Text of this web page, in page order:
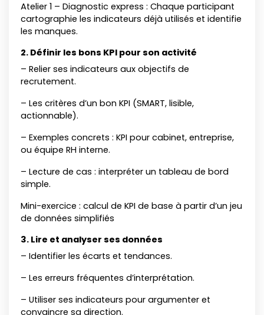
Atelier 1 – Diagnostic express : Chaque participant
cartographie les indicateurs déjà utilisés et identifie
les manques.
2. Définir les bons KPI pour son activité
– Relier ses indicateurs aux objectifs de
recrutement.
– Les critères d’un bon KPI (SMART, lisible,
actionnable).
– Exemples concrets : KPI pour cabinet, entreprise,
ou équipe RH interne.
– Lecture de cas : interpréter un tableau de bord
simple.
Mini-exercice : calcul de KPI de base à partir d’un jeu
de données simplifiés
3. Lire et analyser ses données
– Identifier les écarts et tendances.
– Les erreurs fréquentes d’interprétation.
– Utiliser ses indicateurs pour argumenter et
convaincre sa direction.